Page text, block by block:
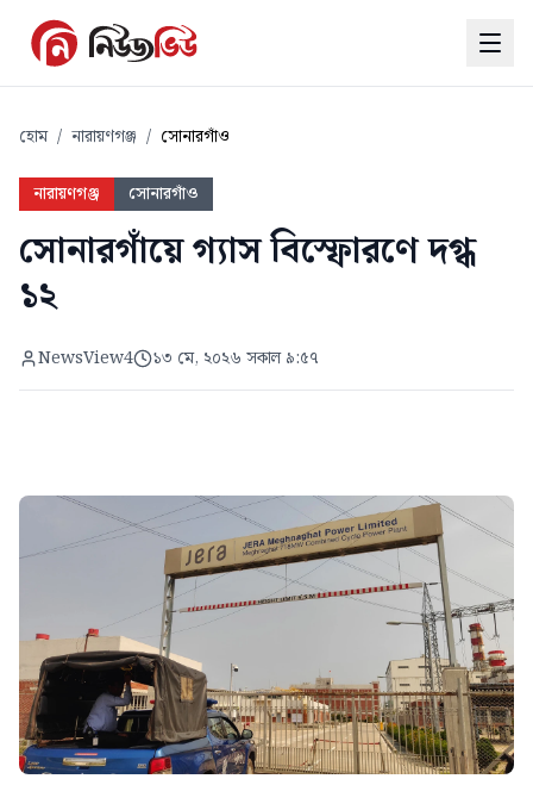
হোম / নারায়ণগঞ্জ / সোনারগাঁও
নারায়ণগঞ্জ সোনারগাঁও
সোনারগাঁয়ে গ্যাস বিস্ফোরণে দগ্ধ
১২
NewsView4 ১৩ মে, ২০২৬ সকাল ৯:৫৭